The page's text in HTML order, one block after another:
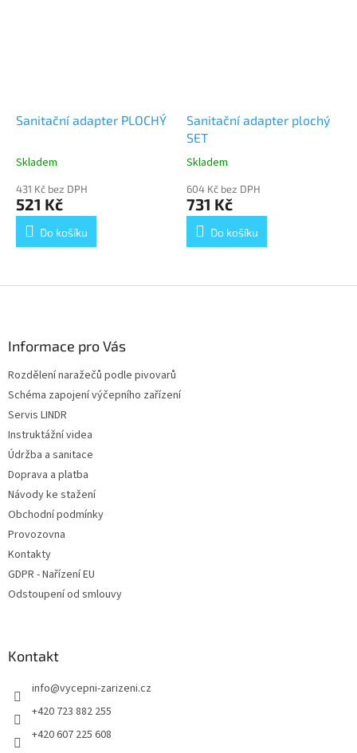
Sanitační adapter PLOCHÝ
Průměrné
produktu
je
5,0
Skladem
431 Kč bez DPH
521 Kč
Do košíku
Sanitační adapter plochý
SET
Průměrné
produktu
je
5,0
Skladem
604 Kč bez DPH
731 Kč
Do košíku
Informace pro Vás
Rozdělení naražečů podle pivovarů
Schéma zapojení výčepního zařízení
Servis LINDR
Instruktážní videa
Údržba a sanitace
Doprava a platba
Návody ke stažení
Obchodní podmínky
Provozovna
Kontakty
GDPR - Nařízení EU
Odstoupení od smlouvy
Kontakt
info@vycepni-zarizeni.cz
+420 723 882 255
+420 607 225 608